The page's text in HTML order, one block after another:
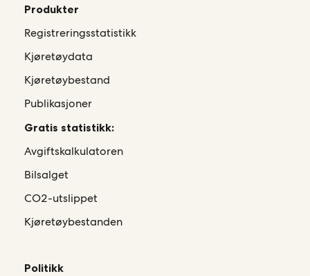
Produkter
Registreringsstatistikk
Kjøretøydata
Kjøretøybestand
Publikasjoner
Gratis statistikk:
Avgiftskalkulatoren
Bilsalget
CO2-utslippet
Kjøretøybestanden
Politikk